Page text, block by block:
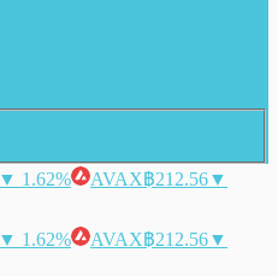
▼ 1.62% AVAX฿212.56▼
▼ 1.62% AVAX฿212.56▼